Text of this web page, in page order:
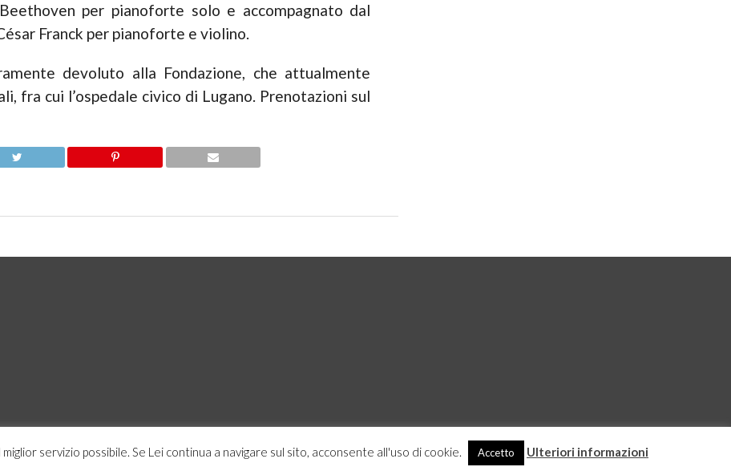
per pianoforte solo e accompagnato dal
Franck per pianoforte e violino.
devoluto alla Fondazione, che attualmente
fra cui l’ospedale civico di Lugano. Prenotazioni sul
servizio possibile. Se Lei continua a navigare sul sito, acconsente all'uso di cookie. Accetto Ulteriori informazioni